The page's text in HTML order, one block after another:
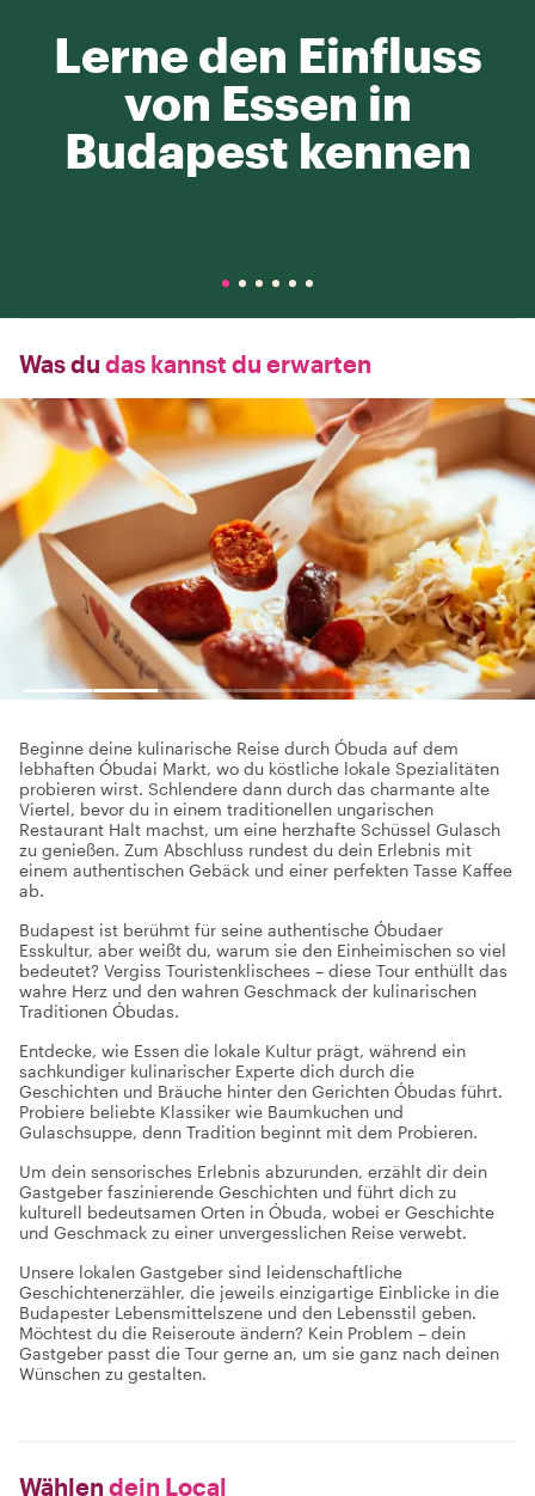
Lerne den Einfluss
von Essen in
Budapest kennen
Was du das kannst du erwarten
Beginne deine kulinarische Reise durch Óbuda auf dem
lebhaften Óbudai Markt, wo du köstliche lokale Spezialitäten
probieren wirst. Schlendere dann durch das charmante alte
Viertel, bevor du in einem traditionellen ungarischen
Restaurant Halt machst, um eine herzhafte Schüssel Gulasch
zu genießen. Zum Abschluss rundest du dein Erlebnis mit
einem authentischen Gebäck und einer perfekten Tasse Kaffee
ab.
Budapest ist berühmt für seine authentische Óbudaer
Esskultur, aber weißt du, warum sie den Einheimischen so viel
bedeutet? Vergiss Touristenklischees – diese Tour enthüllt das
wahre Herz und den wahren Geschmack der kulinarischen
Traditionen Óbudas.
Entdecke, wie Essen die lokale Kultur prägt, während ein
sachkundiger kulinarischer Experte dich durch die
Geschichten und Bräuche hinter den Gerichten Óbudas führt.
Probiere beliebte Klassiker wie Baumkuchen und
Gulaschsuppe, denn Tradition beginnt mit dem Probieren.
Um dein sensorisches Erlebnis abzurunden, erzählt dir dein
Gastgeber faszinierende Geschichten und führt dich zu
kulturell bedeutsamen Orten in Óbuda, wobei er Geschichte
und Geschmack zu einer unvergesslichen Reise verwebt.
Unsere lokalen Gastgeber sind leidenschaftliche
Geschichtenerzähler, die jeweils einzigartige Einblicke in die
Budapester Lebensmittelszene und den Lebensstil geben.
Möchtest du die Reiseroute ändern? Kein Problem – dein
Gastgeber passt die Tour gerne an, um sie ganz nach deinen
Wünschen zu gestalten.
Wählen dein Local